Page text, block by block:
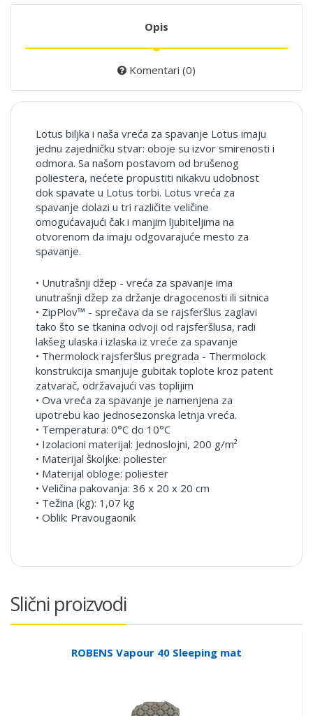
Opis
Komentari (0)
Lotus biljka i naša vreća za spavanje Lotus imaju
jednu zajedničku stvar: oboje su izvor smirenosti i
odmora. Sa našom postavom od brušenog
poliestera, nećete propustiti nikakvu udobnost
dok spavate u Lotus torbi. Lotus vreća za
spavanje dolazi u tri različite veličine
omogućavajući čak i manjim ljubiteljima na
otvorenom da imaju odgovarajuće mesto za
spavanje.
• Unutrašnji džep - vreća za spavanje ima
unutrašnji džep za držanje dragocenosti ili sitnica
• ZipPlov™ - sprečava da se rajsferšlus zaglavi
tako što se tkanina odvoji od rajsferšlusa, radi
lakšeg ulaska i izlaska iz vreće za spavanje
• Thermolock rajsferšlus pregrada - Thermolock
konstrukcija smanjuje gubitak toplote kroz patent
zatvarač, održavajući vas toplijim
• Ova vreća za spavanje je namenjena za
upotrebu kao jednosezonska letnja vreća.
• Temperatura: 0°C do 10°C
• Izolacioni materijal: Jednoslojni, 200 g/m²
• Materijal školjke: poliester
• Materijal obloge: poliester
• Veličina pakovanja: 36 x 20 x 20 cm
• Težina (kg): 1,07 kg
• Oblik: Pravougaonik
Slični proizvodi
ROBENS Vapour 40 Sleeping mat